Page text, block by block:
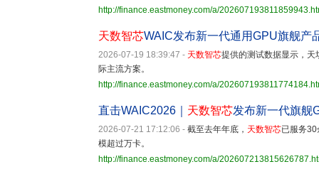
http://finance.eastmoney.com/a/
天数智芯WAIC发布新一代通用GPU旗舰产
2026-07-19 18:39:47 - 天数智芯提供的测试数据显示，
际主流方案。
http://finance.eastmoney.com/a/
直击WAIC2026｜ 天数智芯发布新一代旗舰
2026-07-21 17:12:06 - 截至去年年底， 天数智芯已服务
模超过万卡。
http://finance.eastmoney.com/a/